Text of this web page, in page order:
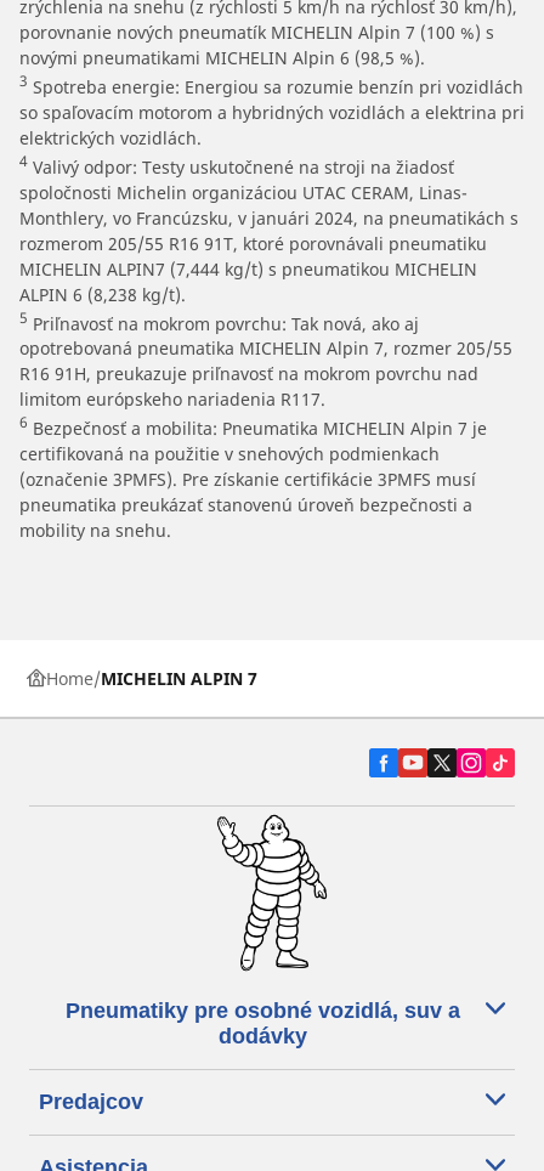
zrýchlenia na snehu (z rýchlosti 5 km/h na rýchlosť 30 km/h),
porovnanie nových pneumatík MICHELIN Alpin 7 (100 %) s
novými pneumatikami MICHELIN Alpin 6 (98,5 %).
3 Spotreba energie: Energiou sa rozumie benzín pri vozidlách
so spaľovacím motorom a hybridných vozidlách a elektrina pri
elektrických vozidlách.
4 Valivý odpor: Testy uskutočnené na stroji na žiadosť
spoločnosti Michelin organizáciou UTAC CERAM, Linas-
Monthlery, vo Francúzsku, v januári 2024, na pneumatikách s
rozmerom 205/55 R16 91T, ktoré porovnávali pneumatiku
MICHELIN ALPIN7 (7,444 kg/t) s pneumatikou MICHELIN
ALPIN 6 (8,238 kg/t).
5 Priľnavosť na mokrom povrchu: Tak nová, ako aj
opotrebovaná pneumatika MICHELIN Alpin 7, rozmer 205/55
R16 91H, preukazuje priľnavosť na mokrom povrchu nad
limitom európskeho nariadenia R117.
6 Bezpečnosť a mobilita: Pneumatika MICHELIN Alpin 7 je
certifikovaná na použitie v snehových podmienkach
(označenie 3PMFS). Pre získanie certifikácie 3PMFS musí
pneumatika preukázať stanovenú úroveň bezpečnosti a
mobility na snehu.
Home MICHELIN ALPIN 7
Pneumatiky pre osobné vozidlá, suv a
dodávky
Predajcov